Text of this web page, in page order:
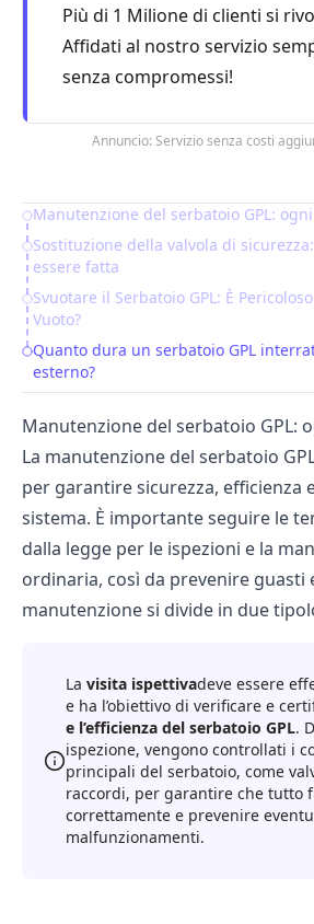
Più di 1 Milione di clienti si
Affidati al nostro servizio
senza compromessi!
Annuncio: Servizio senza costi
Table of Contents
Manutenzione del serbatoio GPL:
Sostituzione della valvola di
essere fatta
Svuotare il Serbatoio GPL: È
Vuoto?
Quanto dura un serbatoio GPL
esterno?
Manutenzione del serbatoio GPL:
La manutenzione del serbatoio
per garantire sicurezza, efficienza
sistema. È importante seguire le
dalla legge per le ispezioni e la
ordinaria, così da prevenire guasti
manutenzione si divide in due
La visita ispettivadeve essere
e ha l’obiettivo di verificare e
e l’efficienza del serbatoio GPL.
ispezione, vengono controllati i
principali del serbatoio, come
raccordi, per garantire che tutto
correttamente e prevenire
malfunzionamenti.